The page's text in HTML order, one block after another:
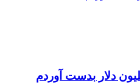
دلار بدست آوردم